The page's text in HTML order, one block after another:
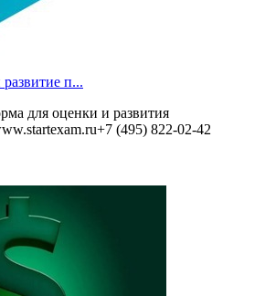
п...
для оценки и развития
(495) 822-02-42